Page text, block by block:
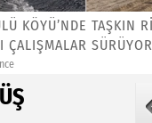
KÖYÜ’NDE TAŞKIN
ÇALIŞMALAR SÜRÜYOR